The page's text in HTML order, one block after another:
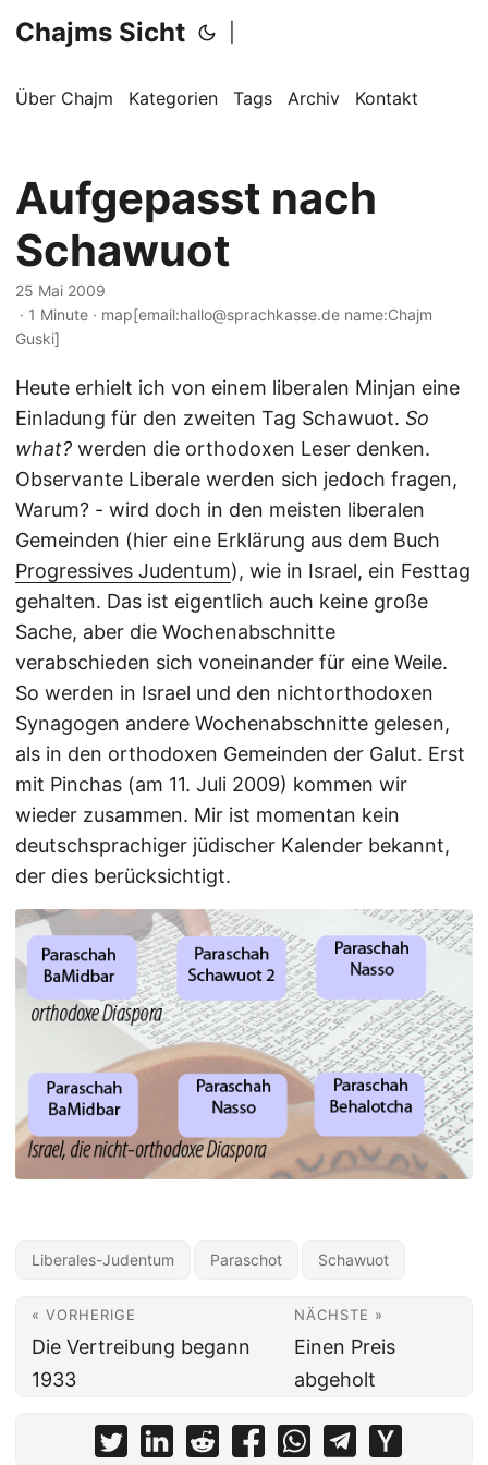
Chajms Sicht
Über Chajm Kategorien Tags Archiv Kontakt
Aufgepasst nach
Schawuot
25 Mai 2009
· 1 Minute · map[email:hallo@sprachkasse.de name:Chajm
Guski]
Heute erhielt ich von einem liberalen Minjan eine
Einladung für den zweiten Tag Schawuot. So
what? werden die orthodoxen Leser denken.
Observante Liberale werden sich jedoch fragen,
Warum? - wird doch in den meisten liberalen
Gemeinden (hier eine Erklärung aus dem Buch
Progressives Judentum), wie in Israel, ein Festtag
gehalten. Das ist eigentlich auch keine große
Sache, aber die Wochenabschnitte
verabschieden sich voneinander für eine Weile.
So werden in Israel und den nichtorthodoxen
Synagogen andere Wochenabschnitte gelesen,
als in den orthodoxen Gemeinden der Galut. Erst
mit Pinchas (am 11. Juli 2009) kommen wir
wieder zusammen. Mir ist momentan kein
deutschsprachiger jüdischer Kalender bekannt,
der dies berücksichtigt.
Liberales-Judentum Paraschot Schawuot
« VORHERIGE
Die Vertreibung begann
1933
NÄCHSTE »
Einen Preis
abgeholt